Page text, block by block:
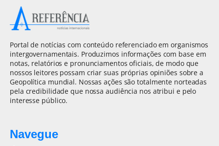
Portal de notícias com conteúdo referenciado em organismos
intergovernamentais. Produzimos informações com base em
notas, relatórios e pronunciamentos oficiais, de modo que
nossos leitores possam criar suas próprias opiniões sobre a
Geopolítica mundial. Nossas ações são totalmente norteadas
pela credibilidade que nossa audiência nos atribui e pelo
interesse público.
Navegue